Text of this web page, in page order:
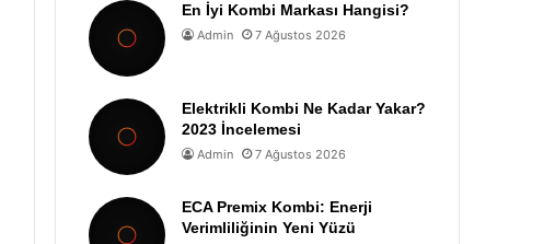
En İyi Kombi Markası Hangisi?
Admin 7 Ağustos 2026
Elektrikli Kombi Ne Kadar Yakar?
2023 İncelemesi
Admin 7 Ağustos 2026
ECA Premix Kombi: Enerji
Verimliliğinin Yeni Yüzü